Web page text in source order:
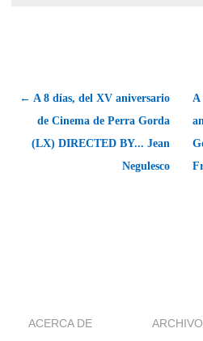
← A 8 días, del XV aniversario
de Cinema de Perra Gorda
(LX) DIRECTED BY... Jean
Negulesco
A
ACERCA DE